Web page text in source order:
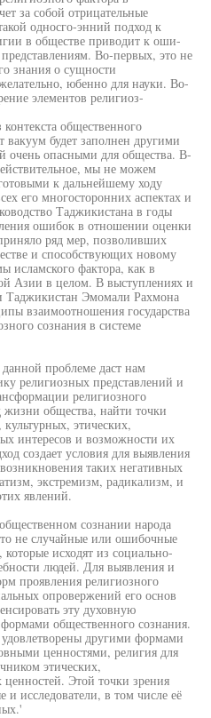
за собой отрицательные
односго-энний подход к
в обществе приводит к оши-
Во-первых, это не
знания о сущности
юбенно для науки. Во-
элементов религиоз-
общественного
вакуум будет заполнен другими
очень опасными для общества. В-
мы не можем
к дальнейшему ходу
его многосторонних аспектах и
Таджикистана в годы
ошибок в отношении оценки
ряд мер, позволивших
и способствующих новому
исламского фактора, как в
Азии в целом. В выступлениях и
Таджикистан Эмомали Рахмона
взаимоотношения государства
сознания в системе
проблеме даст нам
религиозных представлений и
религиозного
общества, найти точки
этических,
интересов и возможности их
создает условия для выявления
таких негативных
экстремизм, радикализм, и
явлений.
сознании народа
не случайные или ошибочные
исходят из социально-
людей. Для выявления и
проявления религиозного
опровержений его основ
эту духовную
общественного сознания.
другими формами
ценностями, религия для
этических,
Этой точки зрения
исследователи, в том числе её